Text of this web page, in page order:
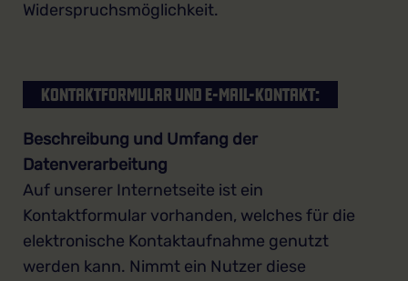
Widerspruchsmöglichkeit.
KONTAKTFORMULAR UND E-MAIL-KONTAKT:
Beschreibung und Umfang der
Datenverarbeitung
Auf unserer Internetseite ist ein
Kontaktformular vorhanden, welches für die
elektronische Kontaktaufnahme genutzt
werden kann. Nimmt ein Nutzer diese